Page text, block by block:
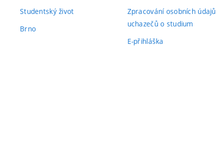
Studentský život
Brno
Zpracování osobních údajů
uchazečů o studium
E-přihláška